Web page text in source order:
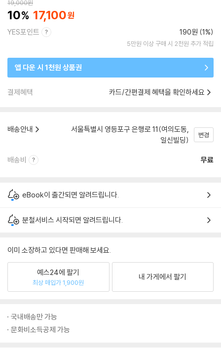
19,000원
10 17,100
YES포인트 190원 (1%)
5만원 이상 구매 시 2천원 추가 적립
앱 다운 시 1천원 상품권
결제혜택 카드/간편결제 혜택을 확인하세요
배송안내
서울특별시 영등포구 은행로 11(여의도동,
일신빌딩)
변경
배송비 무료
eBook이 출간되면 알려드립니다.
분철서비스 시작되면 알려드립니다.
이미 소장하고 있다면 판매해 보세요.
예스24에 팔기
최상 매입가 1,900원
내 가게에서 팔기
국내배송만 가능
문화비소득공제 가능